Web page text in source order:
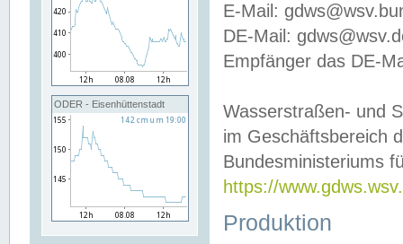
ODER - Eisenhüttenstadt
E-Mail:
DE-Mail:
Empfänger das DE-
Wasserstraßen- und
im Geschäftsbereich
Bundesministeriums
https://
Produktion